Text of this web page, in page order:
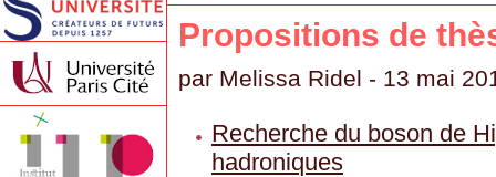
Propositions de
par Melissa Ridel - 13 mai
Recherche du boson de
hadroniques